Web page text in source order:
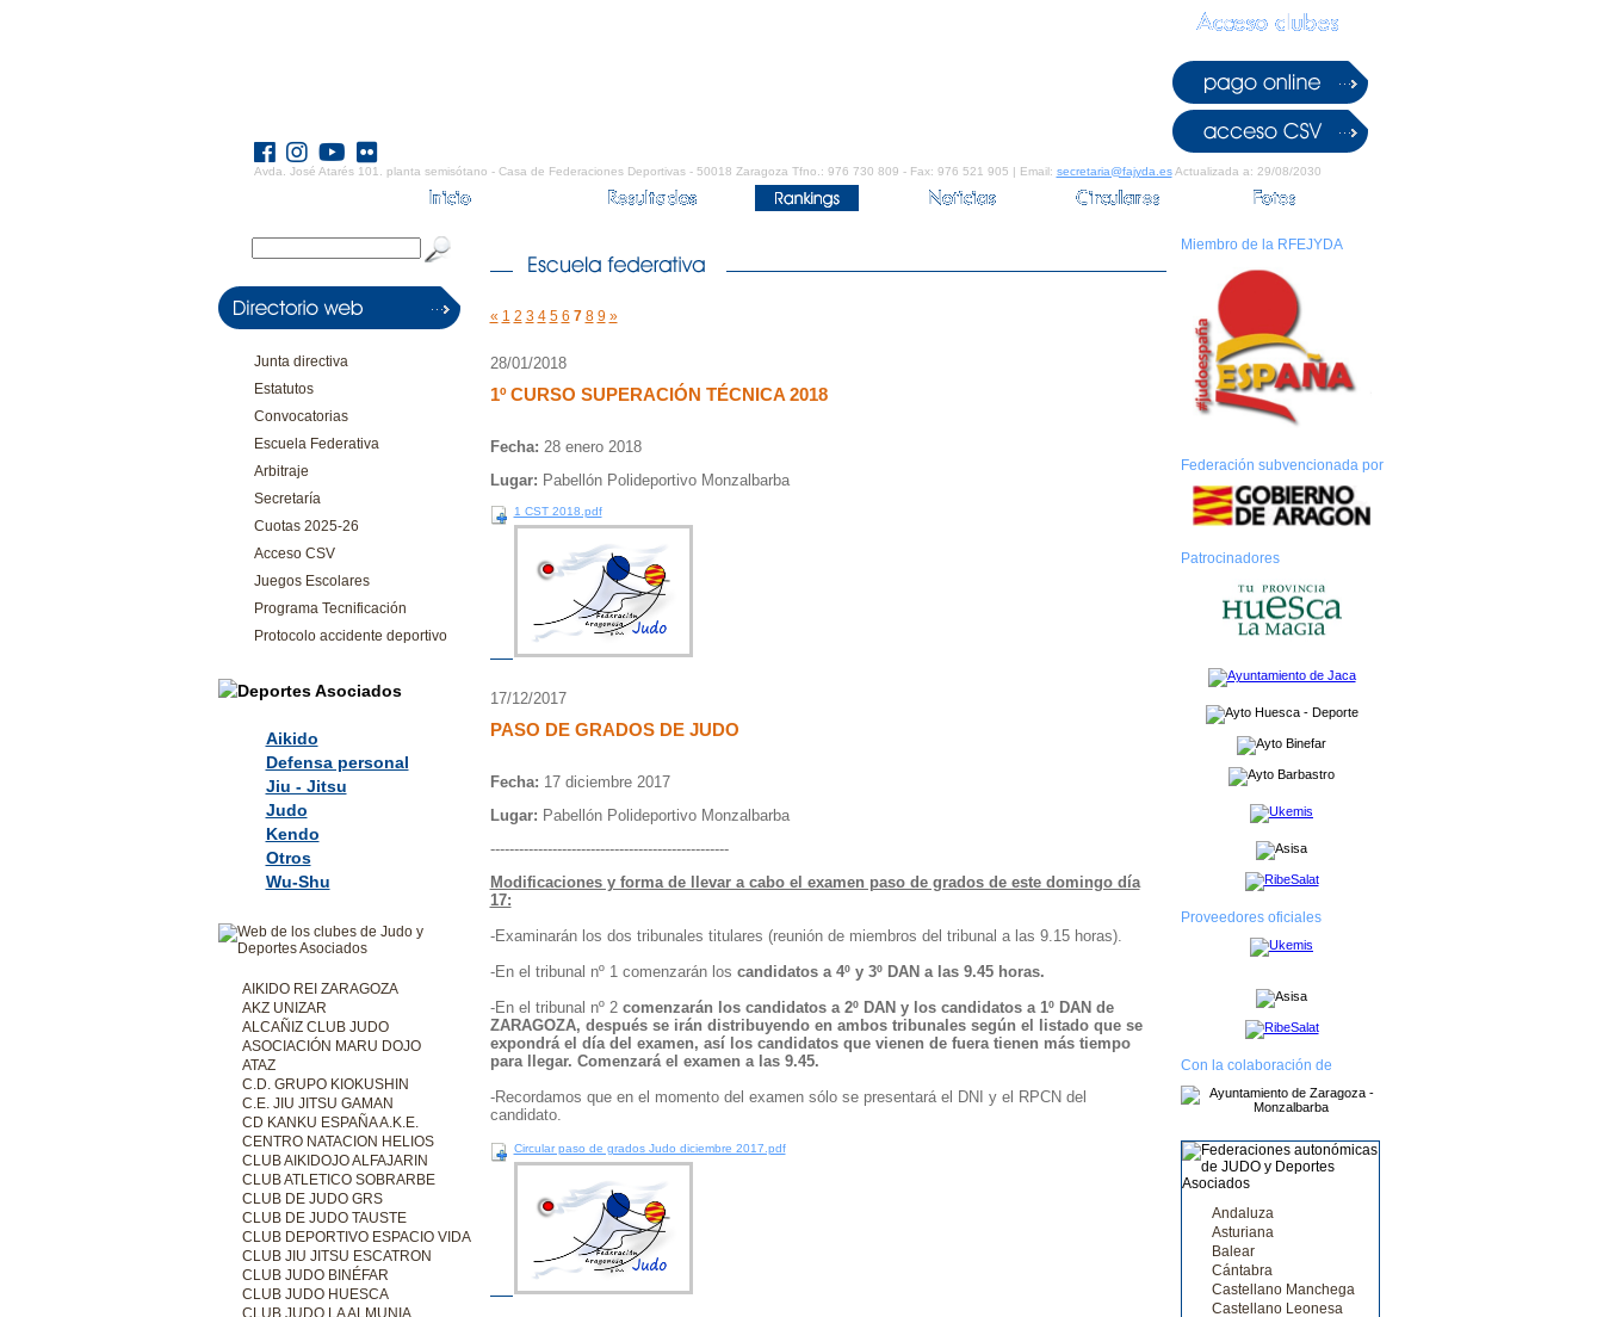
Avda. José Atarés 101. planta semisótano - Casa de Federaciones Deportivas - 50018 Zaragoza Tfno.: 976 730 809 - Fax: 976 521 905 | Email: secretaria@fajyda.esActualizada a: 29/08/2030
Junta directiva
Estatutos
Convocatorias
Escuela Federativa
Arbitraje
Secretaría
Cuotas 2025-26
Acceso CSV
Juegos Escolares
Programa Tecnificación
Protocolo accidente deportivo
Aikido
Defensa personal
Jiu - Jitsu
Judo
Kendo
Otros
Wu-Shu
AIKIDO REI ZARAGOZA
AKZ UNIZAR
ALCAÑIZ CLUB JUDO
ASOCIACIÓN MARU DOJO
ATAZ
C.D. GRUPO KIOKUSHIN
C.E. JIU JITSU GAMAN
CD KANKU ESPAÑA A.K.E.
CENTRO NATACION HELIOS
CLUB AIKIDOJO ALFAJARIN
CLUB ATLETICO SOBRARBE
CLUB DE JUDO GRS
CLUB DE JUDO TAUSTE
CLUB DEPORTIVO ESPACIO VIDA
CLUB JIU JITSU ESCATRON
CLUB JUDO BINÉFAR
CLUB JUDO HUESCA
CLUB JUDO LA ALMUNIA
« 1 2 3 4 5 6 7 8 9 »
28/01/2018
1º CURSO SUPERACIÓN TÉCNICA 2018
Fecha: 28 enero 2018
Lugar: Pabellón Polideportivo Monzalbarba
1 CST 2018.pdf
17/12/2017
PASO DE GRADOS DE JUDO
Fecha: 17 diciembre 2017
Lugar: Pabellón Polideportivo Monzalbarba
--------------------------------------------------
Modificaciones y forma de llevar a cabo el examen paso de grados de este domingo día
17:
-Examinarán los dos tribunales titulares (reunión de miembros del tribunal a las 9.15 horas).
-En el tribunal nº 1 comenzarán los candidatos a 4º y 3º DAN a las 9.45 horas.
-En el tribunal nº 2 comenzarán los candidatos a 2º DAN y los candidatos a 1º DAN de
ZARAGOZA, después se irán distribuyendo en ambos tribunales según el listado que se
expondrá el día del examen, así los candidatos que vienen de fuera tienen más tiempo
para llegar. Comenzará el examen a las 9.45.
-Recordamos que en el momento del examen sólo se presentará el DNI y el RPCN del
candidato.
Circular paso de grados Judo diciembre 2017.pdf
Miembro de la RFEJYDA
Federación subvencionada por
Patrocinadores
Proveedores oficiales
Con la colaboración de
Andaluza
Asturiana
Balear
Cántabra
Castellano Manchega
Castellano Leonesa